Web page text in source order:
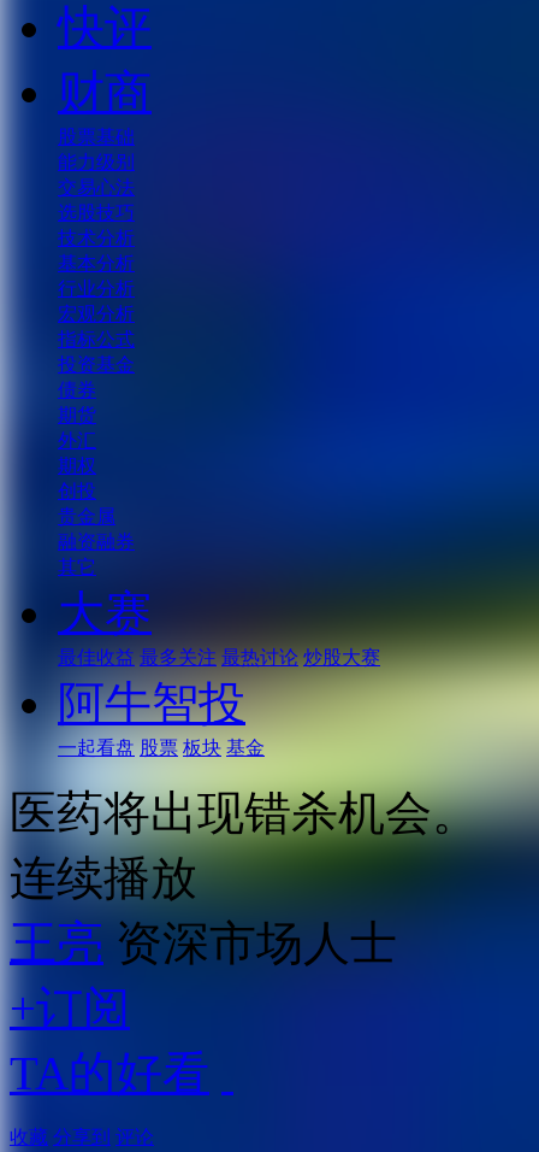
快评
财商
股票基础
能力级别
交易心法
选股技巧
技术分析
基本分析
行业分析
宏观分析
指标公式
投资基金
债券
期货
外汇
期权
创投
贵金属
融资融券
其它
大赛
最佳收益 最多关注 最热讨论 炒股大赛
阿牛智投
一起看盘 股票 板块 基金
医药将出现错杀机会。
连续播放
王亮 资深市场人士
+订阅
TA的好看
收藏 分享到 评论